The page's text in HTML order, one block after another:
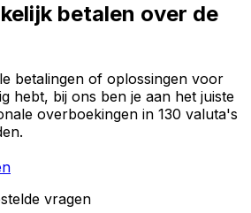
betalen over de
betalingen of oplossingen voor
hebt, bij ons ben je aan het juiste
overboekingen in 130 valuta's
vragen